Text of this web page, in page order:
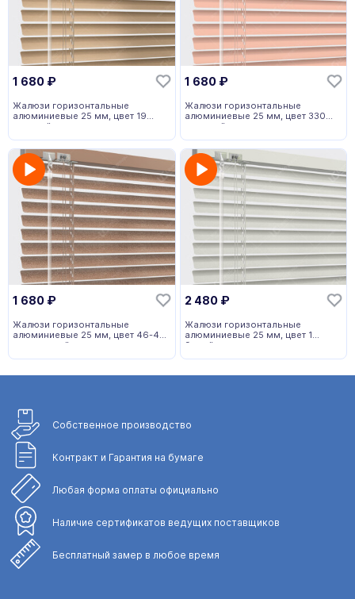
1 680 ₽
Жалюзи горизонтальные
алюминиевые 25 мм, цвет 19
золотой
1 680 ₽
Жалюзи горизонтальные
алюминиевые 25 мм, цвет 330
розовый
1 680 ₽
Жалюзи горизонтальные
алюминиевые 25 мм, цвет 46-48
коричневый
2 480 ₽
Жалюзи горизонтальные
алюминиевые 25 мм, цвет 1
белый
Собственное производство
Контракт и Гарантия на бумаге
Любая форма оплаты официально
Наличие сертификатов ведущих поставщиков
Бесплатный замер в любое время